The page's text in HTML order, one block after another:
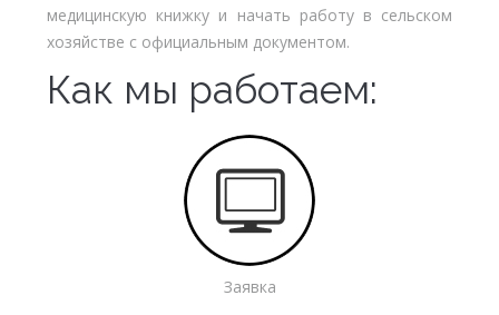
медицинскую книжку и начать работу в сельском
хозяйстве с официальным документом.
Как мы работаем:
Заявка